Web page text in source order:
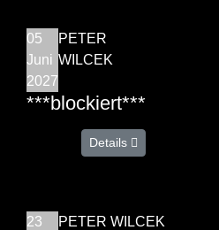
05
Juni
2027
PETER
WILCEK
***blockiert***
Details
23
PETER WILCEK